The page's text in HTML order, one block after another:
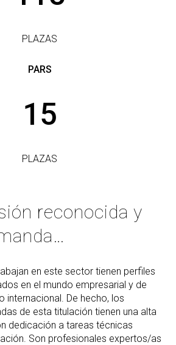
PLAZAS
PARS
15
PLAZAS
reconocida y
en este sector tienen perfiles
en el mundo empresarial y de
internacional. De hecho, los
de esta titulación tienen una alta
dedicación a tareas técnicas
Son profesionales expertos/as